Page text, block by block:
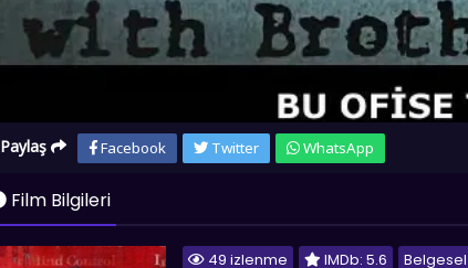
Paylaş Facebook Twitter WhatsApp
Film Bilgileri
49 izlenme IMDb: 5.6 Belgesel